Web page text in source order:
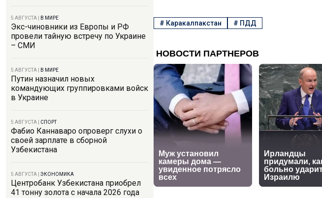
5 АВГУСТА В МИРЕ
Экс-чиновники из Европы и РФ
провели тайную встречу по Украине
– СМИ
5 АВГУСТА В МИРЕ
Путин назначил новых
командующих группировками войск
в Украине
5 АВГУСТА СПОРТ
Фабио Каннаваро опроверг слухи о
своей зарплате в сборной
Узбекистана
5 АВГУСТА ЭКОНОМИКА
Центробанк Узбекистана приобрел
41 тонну золота с начала 2026 года
# Каракалпакстан # ПДД